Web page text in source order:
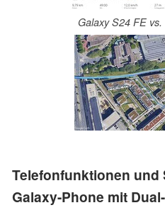
Galaxy S24 FE
Telefonfunktionen und
Galaxy-Phone mit